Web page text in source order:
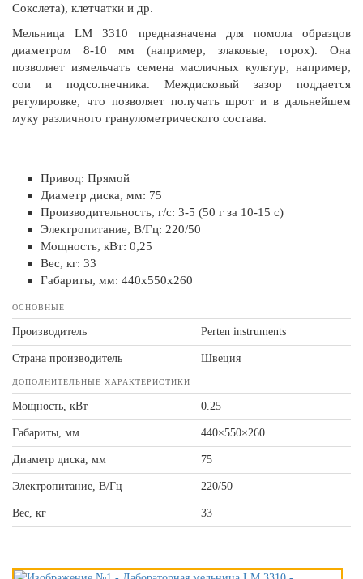
Сокслета), клетчатки и др.
Мельница LM 3310 предназначена для помола образцов
диаметром 8-10 мм (например, злаковые, горох). Она
позволяет измельчать семена масличных культур, например,
сои и подсолнечника. Междисковый зазор поддается
регулировке, что позволяет получать шрот и в дальнейшем
муку различного гранулометрического состава.
Привод: Прямой
Диаметр диска, мм: 75
Производительность, г/с: 3-5 (50 г за 10-15 с)
Электропитание, В/Гц: 220/50
Мощность, кВт: 0,25
Вес, кг: 33
Габариты, мм: 440х550х260
ОСНОВНЫЕ
Производитель Perten instruments
Страна производитель Швеция
ДОПОЛНИТЕЛЬНЫЕ ХАРАКТЕРИСТИКИ
Мощность, кВт 0.25
Габариты, мм 440×550×260
Диаметр диска, мм 75
Электропитание, В/Гц 220/50
Вес, кг 33